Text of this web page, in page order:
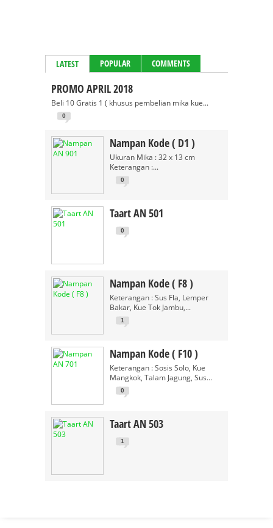
LATEST POPULAR COMMENTS
PROMO APRIL 2018
Beli 10 Gratis 1 ( khusus pembelian mika kue...
0
Nampan Kode ( D1 )
Ukuran Mika : 32 x 13 cm
Keterangan :...
0
Taart AN 501
0
Nampan Kode ( F8 )
Keterangan : Sus Fla, Lemper
Bakar, Kue Tok Jambu,...
1
Nampan Kode ( F10 )
Keterangan : Sosis Solo, Kue
Mangkok, Talam Jagung, Sus...
0
Taart AN 503
1